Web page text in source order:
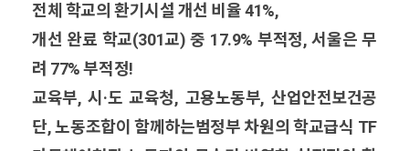
전체 학교의 환기시설 개선 비율 41%,
개선 완료 학교(301교) 중 17.9% 부적정, 서울은 무
려 77% 부적정!
교육부, 시·도 교육청, 고용노동부, 산업안전보건공
단, 노동조합이 함께하는범정부 차원의 학교급식 TF